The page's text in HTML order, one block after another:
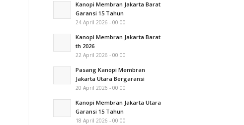
Kanopi Membran Jakarta Barat
Garansi 15 Tahun
24 April 2026 - 00:00
Kanopi Membran Jakarta Barat
th 2026
22 April 2026 - 00:00
Pasang Kanopi Membran
Jakarta Utara Bergaransi
20 April 2026 - 00:00
Kanopi Membran Jakarta Utara
Garansi 15 Tahun
18 April 2026 - 00:00